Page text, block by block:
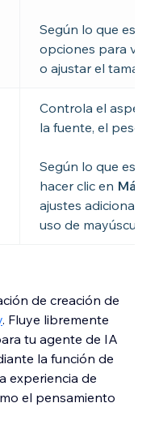
Según lo que
opciones para
o ajustar el tamaño
Controla el
la fuente, el peso,
Según lo que
hacer clic en Más
ajustes
uso de
de creación de
. Fluye libremente
tu agente de IA
la función de
experiencia de
el pensamiento